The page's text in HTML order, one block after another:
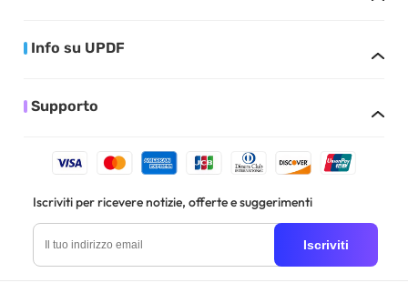
Info su UPDF
Supporto
Iscriviti per ricevere notizie, offerte e suggerimenti
Iscriviti